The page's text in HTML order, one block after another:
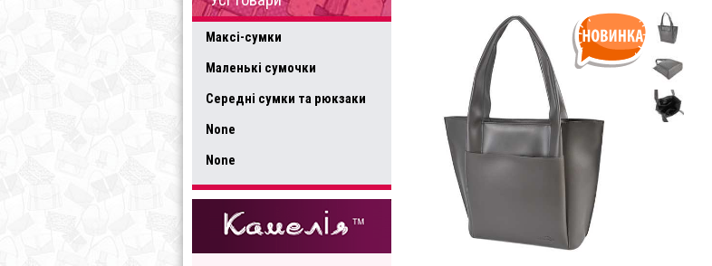
Максі-сумки
Маленькі сумочки
Середні сумки та рюкзаки
None
None